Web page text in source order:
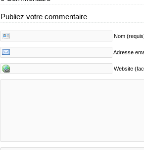
Publiez votre commentaire
Nom
Adresse
Website